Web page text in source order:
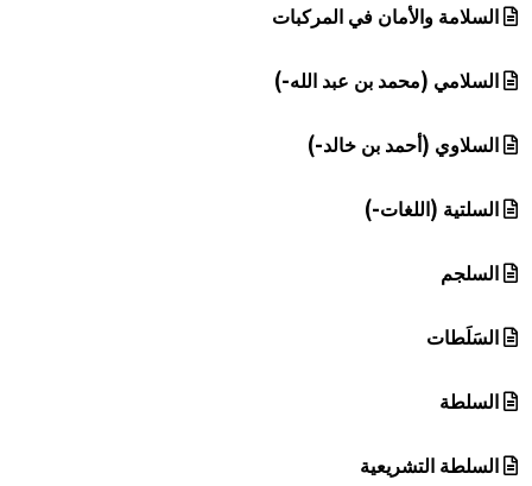
السلامة والأمان في المركبات
السلامي (محمد بن عبد الله-)
السلاوي (أحمد بن خالد-)
السلتية (اللغات-)
السلجم
السَلَطات
السلطة
السلطة التشريعية